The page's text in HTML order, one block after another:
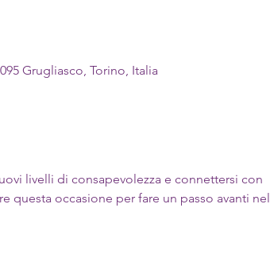
Grugliasco, Torino, Italia
livelli di consapevolezza e connettersi con
occasione per fare un passo avanti nel